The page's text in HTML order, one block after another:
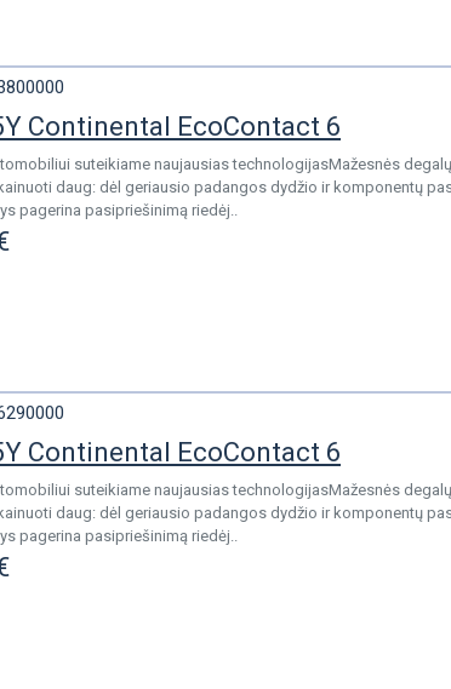
Continental EcoContact 6
suteikiame naujausias technologijasMažesnės
daug: dėl geriausio padangos dydžio ir komponentų
pagerina pasipriešinimą riedėj..
Continental EcoContact 6
suteikiame naujausias technologijasMažesnės
daug: dėl geriausio padangos dydžio ir komponentų
pagerina pasipriešinimą riedėj..